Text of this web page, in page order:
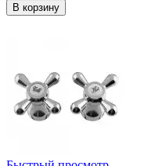
В корзину